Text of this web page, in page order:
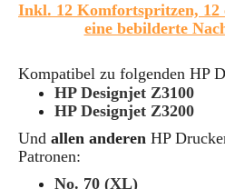
Inkl. 12 Komfortspritzen, 12
eine bebilderte
Kompatibel zu folgenden HP
HP Designjet Z3100
HP Designjet Z3200
Und allen anderen HP
Patronen:
No. 70 (XL)